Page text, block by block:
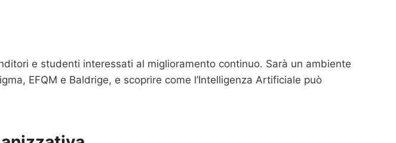
e studenti interessati al miglioramento continuo. Sarà un ambiente
EFQM e Baldrige, e scoprire come l’Intelligenza Artificiale può